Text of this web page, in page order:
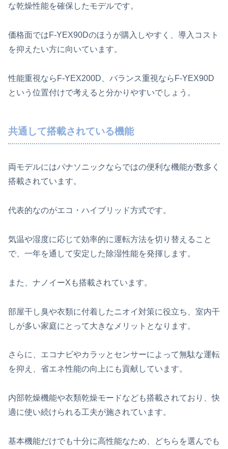
な乾燥性能を確保したモデルです。
価格面ではF-YEX90Dのほうが購入しやすく、導入コスト
を抑えたい方に向いています。
性能重視ならF-YEX200D、バランス重視ならF-YEX90D
という位置付けで考えると分かりやすいでしょう。
共通して搭載されている機能
両モデルにはパナソニックならではの便利な機能が数多く
搭載されています。
代表的なのがエコ・ハイブリッド方式です。
気温や湿度に応じて効率的に運転方法を切り替えること
で、一年を通して安定した除湿性能を発揮します。
また、ナノイーXも搭載されています。
部屋干し臭や衣類に付着したニオイ対策に役立ち、室内干
しが多い家庭にとって大きなメリットとなります。
さらに、エコナビやカラッとセンサーによって無駄な運転
を抑え、省エネ性能の向上にも貢献しています。
内部乾燥機能や衣類乾燥モードなども搭載されており、快
適に使い続けられる工夫が施されています。
基本機能だけでも十分に高性能なため、どちらを選んでも